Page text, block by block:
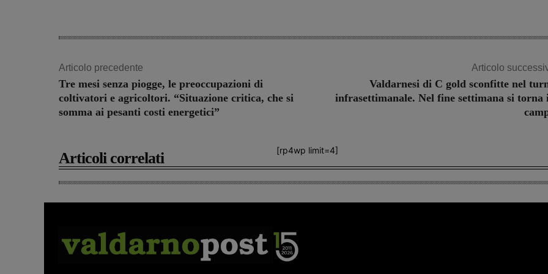
Articolo precedente
Tre mesi senza piogge, le preoccupazioni di
coltivatori e agricoltori. “Situazione critica, che si
somma ai pesanti costi energetici”
Articolo
Valdarnesi di C gold sconfitte nel
infrasettimanale. Nel fine settimana si torna
[rp4wp limit=4]
Articoli correlati